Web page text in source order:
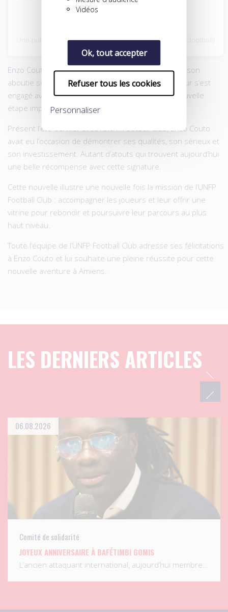
Vidéos
Ok, tout accepter
Refuser tous les cookies
Personnaliser
Une publication partagée par Amiens SC (@amiensscfootball)
Enzo Couto continue sa progression. Après une saison
aboutie sous les couleurs de Bourges Foot, le joueur s’est
engagé avec l’Amiens SC, franchissant ainsi une nouvelle
étape importante dans sa carrière.
Présent l’été dernier avec l’UNFP Football Club, Enzo Couto
avait eu l’occasion de démontrer ses qualités, son sérieux et
son investissement. Autant d’atouts qui trouvent aujourd’hui
une belle récompense avec cette signature.
Cette nouvelle illustre une nouvelle fois la mission de l’UNFP
Football Club : accompagner les joueurs et leur offrir une
vitrine pour rebondir et poursuivre leur parcours au plus
haut niveau.
Toute l’équipe de l’UNFP Football Club adresse ses félicitations
à Enzo Couto et lui souhaite une pleine réussite pour cette
nouvelle aventure à Amiens.
LES DERNIERS ARTICLES
06.08.2026
Comité de solidarité
JOYEUX ANNIVERSAIRE À BAFÉTIMBI GOMIS
L’ancien attaquant international, aujourd’hui membre…